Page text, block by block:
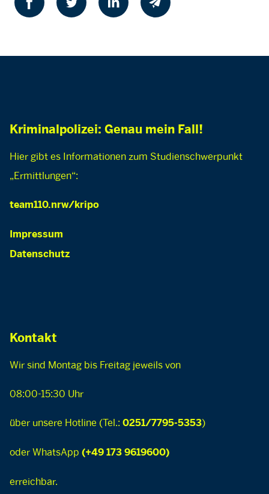
Kriminalpolizei: Genau mein Fall!
Hier gibt es Informationen zum Studienschwerpunkt
„Ermittlungen“:
team110.nrw/kripo
Impressum
Datenschutz
Kontakt
Wir sind Montag bis Freitag jeweils von
08:00-15:30 Uhr
über unsere Hotline (Tel.: 0251/7795-5353)
oder WhatsApp (+49 173 9619600)
erreichbar.